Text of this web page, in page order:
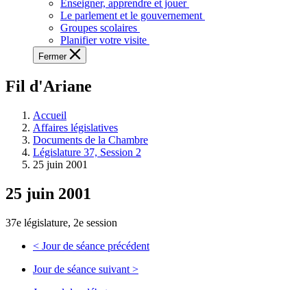
voir,
apprendre
et
à
à
législative.
Enseigner, apprendre et jouer
Le parlement et le gouvernement
Groupes scolaires
Planifier votre visite
Fermer
Fil d'Ariane
Accueil
Affaires législatives
Documents de la Chambre
Législature 37, Session 2
25 juin 2001
25 juin 2001
37e législature, 2e session
< Jour de séance précédent
Jour de séance suivant >